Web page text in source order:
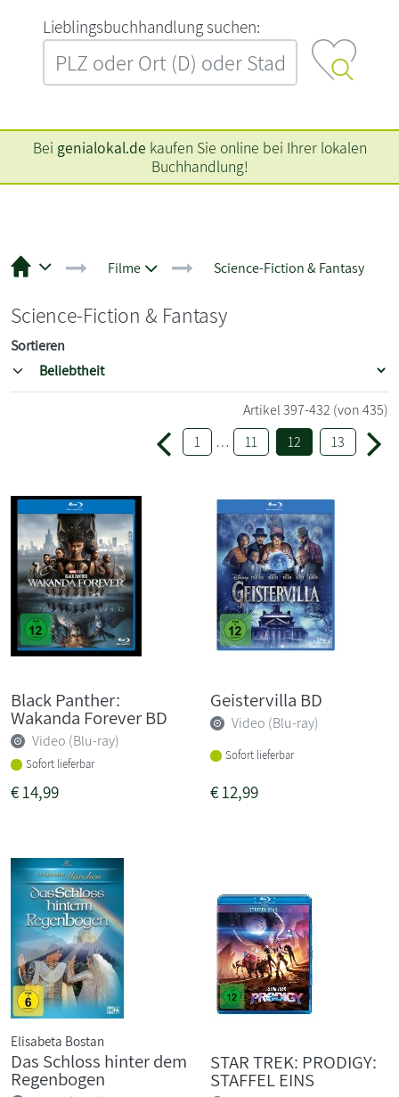
L‍i‍e‍b‍l‍i‍n‍g‍s‍b‍u‍c‍h‍h‍a‍n‍d‍l‍u‍n‍g‍ ‍s‍u‍c‍h‍e‍n‍:‍
Bei genialokal.de kaufen Sie online bei Ihrer lokalen
Buchhandlung!
Filme Science-Fiction & Fantasy
Science-Fiction & Fantasy
Sortieren
Artikel397-432 (von 435)
1
… 11 12 13
Black Panther:
Wakanda Forever BD
Video (Blu-ray)
Sofort lieferbar
€14,99
Geistervilla BD
Video (Blu-ray)
Sofort lieferbar
€12,99
Elisabeta Bostan
Das Schloss hinter dem
Regenbogen
STAR TREK: PRODIGY:
STAFFEL EINS